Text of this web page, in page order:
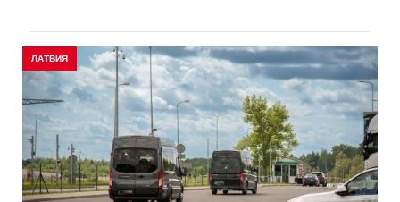
ЛАТВИЯ